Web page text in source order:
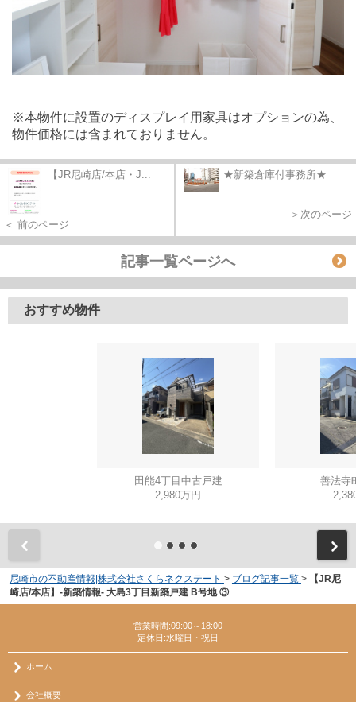
※本物件に設置のディスプレイ用家具はオプションの為、
物件価格には含まれておりません。
【JR尼崎店/本店・J...
＜ 前のページ
★新築倉庫付事務所★
＞次のページ
記事一覧ページへ
おすすめ物件
田能4丁目中古戸建
2,980万円
善法寺
尼崎市の不動産情報|株式会社さくらネクステート > ブログ記事一覧 >
【JR尼
崎店/本店】-新築情報- 大島3丁目新築戸建 B号地 ③
営業時間:09:00～18:00
定休日:水曜日・祝日
ホーム
会社概要